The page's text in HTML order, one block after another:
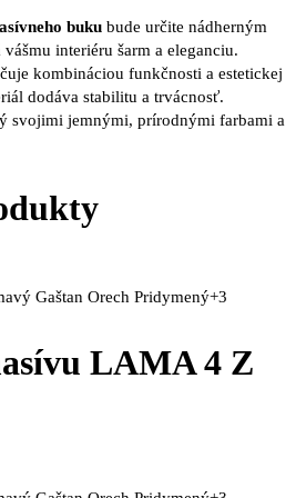
buku bude určite nádherným
interiéru šarm a eleganciu.
kombináciou funkčnosti a estetickej
dodáva stabilitu a trvácnosť.
svojimi jemnými, prírodnými farbami a
Gaštan Orech Pridymený+3
LAMA 4 Z